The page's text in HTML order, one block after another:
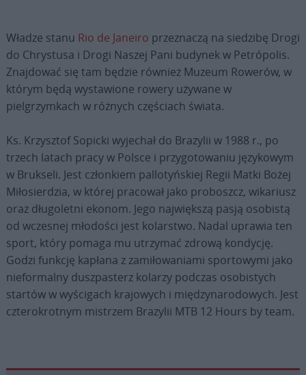
Władze stanu Rio de Janeiro przeznaczą na siedzibę Drogi
do Chrystusa i Drogi Naszej Pani budynek w Petrópolis.
Znajdować się tam będzie również Muzeum Rowerów, w
którym będą wystawione rowery używane w
pielgrzymkach w różnych częściach świata.
Ks. Krzysztof Sopicki wyjechał do Brazylii w 1988 r., po
trzech latach pracy w Polsce i przygotowaniu językowym
w Brukseli. Jest członkiem pallotyńskiej Regii Matki Bożej
Miłosierdzia, w której pracował jako proboszcz, wikariusz
oraz długoletni ekonom. Jego największą pasją osobistą
od wczesnej młodości jest kolarstwo. Nadal uprawia ten
sport, który pomaga mu utrzymać zdrową kondycję.
Godzi funkcję kapłana z zamiłowaniami sportowymi jako
nieformalny duszpasterz kolarzy podczas osobistych
startów w wyścigach krajowych i międzynarodowych. Jest
czterokrotnym mistrzem Brazylii MTB 12 Hours by team.